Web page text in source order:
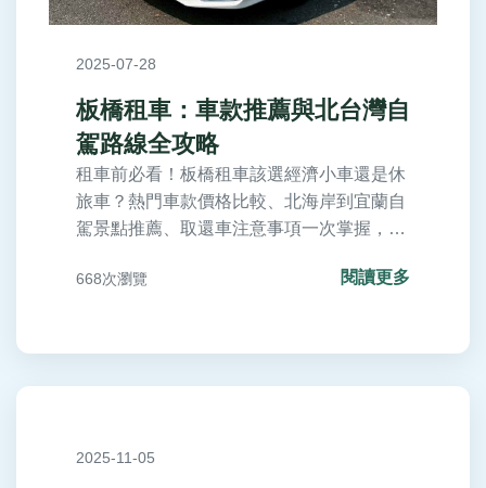
2025-07-28
板橋租車：車款推薦與北台灣自
駕路線全攻略
租車前必看！板橋租車該選經濟小車還是休
旅車？熱門車款價格比較、北海岸到宜蘭自
駕景點推薦、取還車注意事項一次掌握，讓
鎖租車細節與省錢技巧！
668次瀏覽 閱讀更多
2025-11-05